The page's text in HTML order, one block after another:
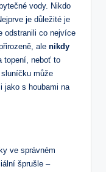
vody. Nikdo
je důležité je
odstranili co nejvíce
ale nikdy
topení, neboť to
může
jako s houbami na
ve správném
šprušle –